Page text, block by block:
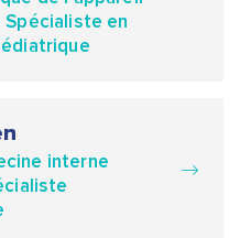
Spécialiste en
interne